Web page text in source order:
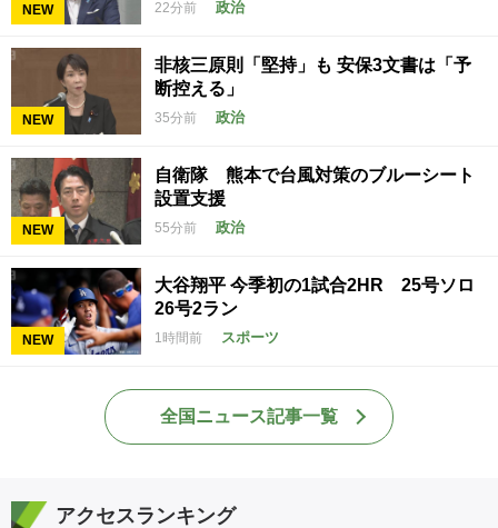
NEW 22分前 政治
NEW
非核三原則「堅持」も 安保3文書は「予
断控える」
35分前 政治
NEW
自衛隊 熊本で台風対策のブルーシート
設置支援
55分前 政治
NEW
大谷翔平 今季初の1試合2HR 25号ソロ
26号2ラン
1時間前 スポーツ
全国ニュース記事一覧
アクセスランキング